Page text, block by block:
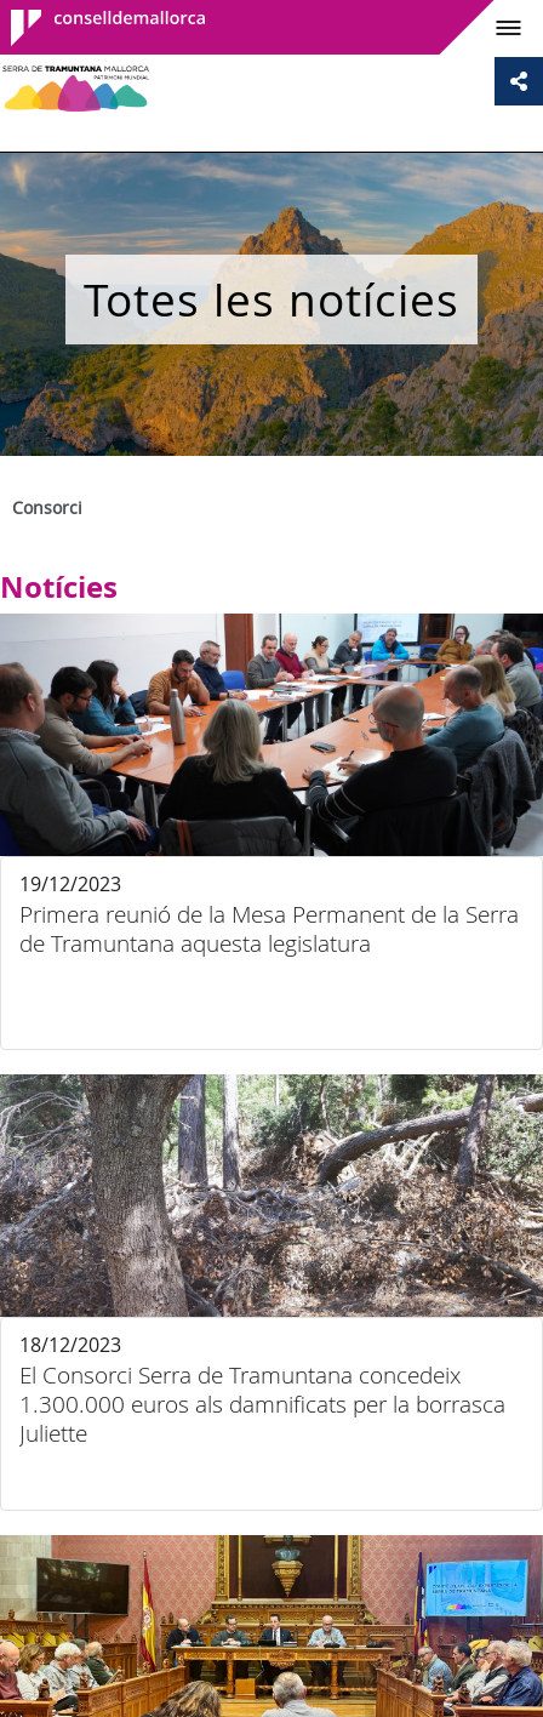
Consell de
Mallorca
Totes les notícies
Consorci
Notícies
Primera reunió de la Mesa Permanent de la Serra
de Tramuntana aquesta legislatura
19/12/2023
El Consorci Serra de Tramuntana concedeix
1.300.000 euros als damnificats per la borrasca
Juliette
18/12/2023